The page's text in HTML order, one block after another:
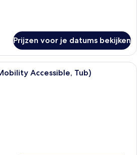
Prijzen voor je datums bekijken
Een moderne hotelkamer met een
Accessible, Tub)